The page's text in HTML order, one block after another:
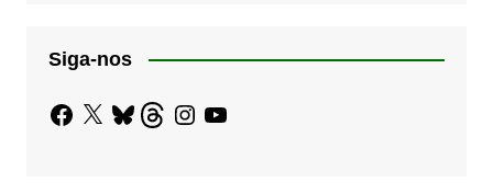
Siga-nos
Facebook
X BlueskyThreadsInstagram
YouTube